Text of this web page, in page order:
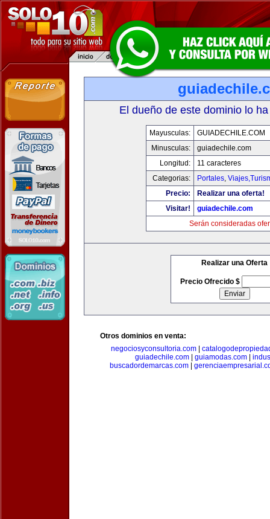
El dueño de este dominio lo
Mayusculas:
GUIADECHILE.COM
Minusculas:
guiadechile.com
Longitud:
11 caracteres
Categorias:
Portales,
Precio:
Realizar una oferta!
Visitar!
guiadechile.com
Serán consideradas
Realizar una Oferta
Precio Ofrecido $
Otros dominios en venta:
negociosyconsultoria.com|
guiadechile.com
guiamodas.com
buscadordemarcas.com|